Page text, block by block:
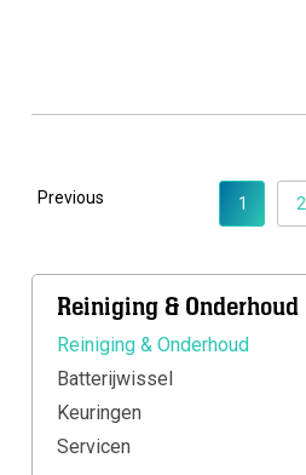
Previous 1 2
Reiniging & Onderhoud
Reiniging & Onderhoud
Batterijwissel
Keuringen
Servicen